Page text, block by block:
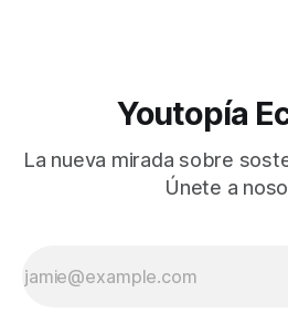
Youtopía
La nueva mirada sobre
Únete a